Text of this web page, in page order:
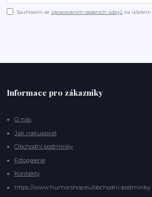
Souhlasím se zpracováním osobních údajů za účelem
Informace pro zákazníky
O nás
Jak nakupovat
Obchodní podmínky
Fotogalerie
Kontakty
https://www.humorshop.eu/obchodni-podminky